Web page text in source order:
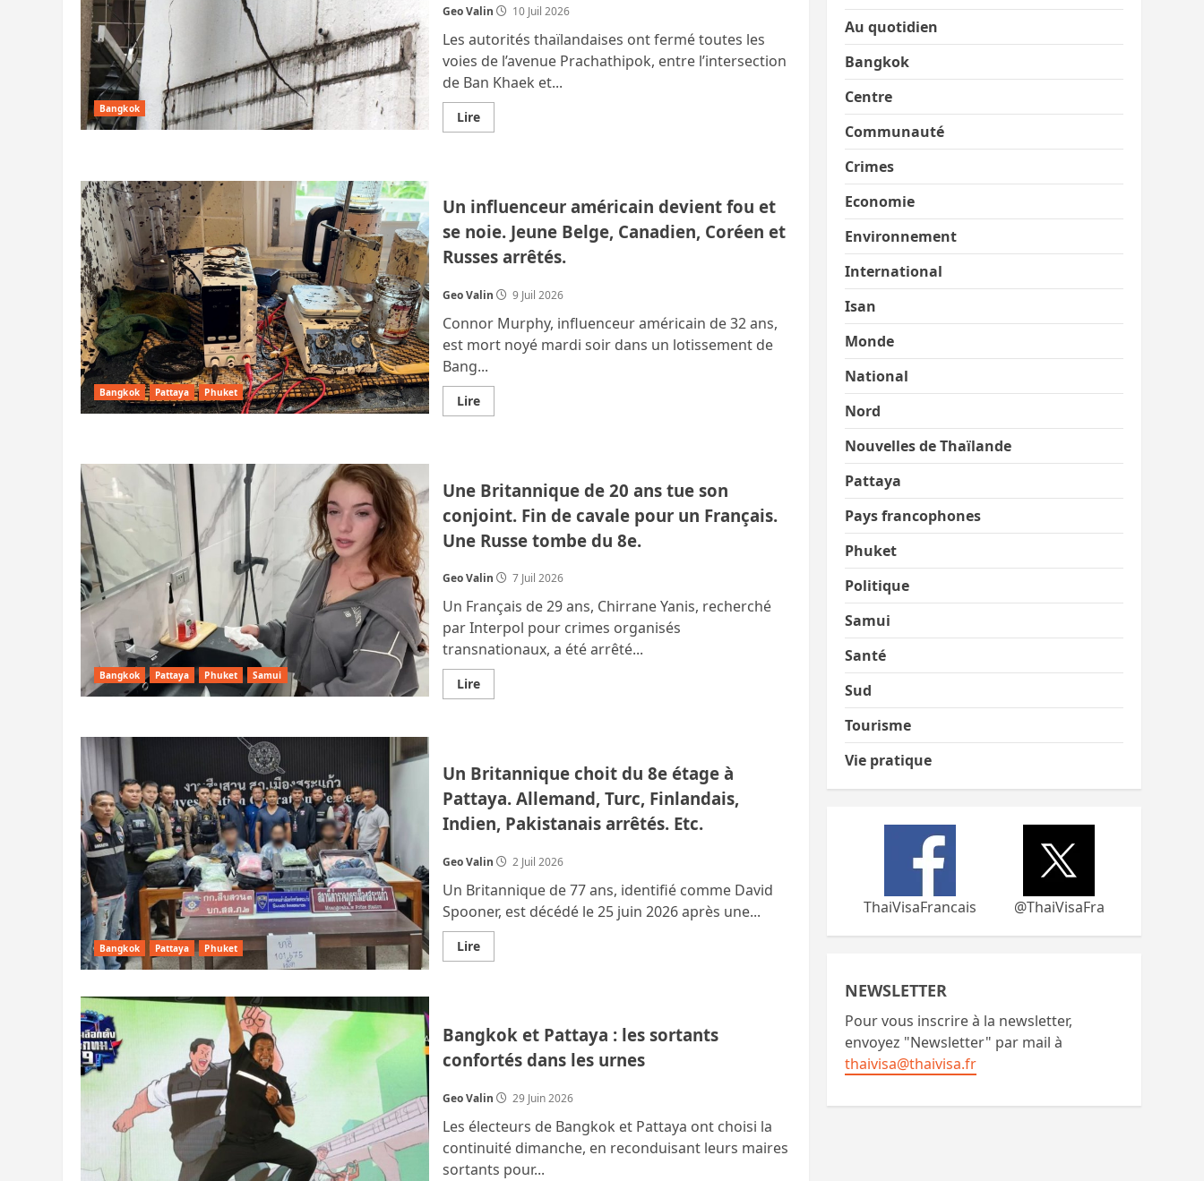
Bangkok
Geo Valin 10 Juil 2026
Les autorités thaïlandaises ont fermé toutes les
voies de l’avenue Prachathipok, entre l’intersection
de Ban Khaek et...
LireEn
savoir
évacuations
à
Wongwian
Yai
après
une
dans
le
tunnel
du
nouveau
métro
Bangkok Pattaya Phuket
Un influenceur américain devient fou et
se noie. Jeune Belge, Canadien, Coréen et
Russes arrêtés.
Geo Valin 9 Juil 2026
Connor Murphy, influenceur américain de 32 ans,
est mort noyé mardi soir dans un lotissement de
Bang...
LireEn
savoir
devient
fou
et
se
noie.
Jeune
Canadien,
Coréen
et
Russes
arrêtés.
Bangkok Pattaya Phuket Samui
Une Britannique de 20 ans tue son
conjoint. Fin de cavale pour un Français.
Une Russe tombe du 8e.
Geo Valin 7 Juil 2026
Un Français de 29 ans, Chirrane Yanis, recherché
par Interpol pour crimes organisés
transnationaux, a été arrêté...
LireEn
savoir
20
ans
tue
son
conjoint.
Fin
cavale
pour
un
Français.
Une
Russe
tombe
du
8e.
Bangkok Pattaya Phuket
Un Britannique choit du 8e étage à
Pattaya. Allemand, Turc, Finlandais,
Indien, Pakistanais arrêtés. Etc.
Geo Valin 2 Juil 2026
Un Britannique de 77 ans, identifié comme David
Spooner, est décédé le 25 juin 2026 après une...
LireEn
savoir
du
8e
étage
à
Allemand,
Turc,
Finlandais,
Indien,
Pakistanais
arrêtés.
Etc.
Bangkok et Pattaya : les sortants
confortés dans les urnes
Geo Valin 29 Juin 2026
Les électeurs de Bangkok et Pattaya ont choisi la
continuité dimanche, en reconduisant leurs maires
sortants pour...
Au quotidien
Bangkok
Centre
Communauté
Crimes
Economie
Environnement
International
Isan
Monde
National
Nord
Nouvelles de Thaïlande
Pattaya
Pays francophones
Phuket
Politique
Samui
Santé
Sud
Tourisme
Vie pratique
ThaiVisaFrancais @ThaiVisaFra
NEWSLETTER
Pour vous inscrire à la newsletter,
envoyez "Newsletter" par mail à
thaivisa@thaivisa.fr